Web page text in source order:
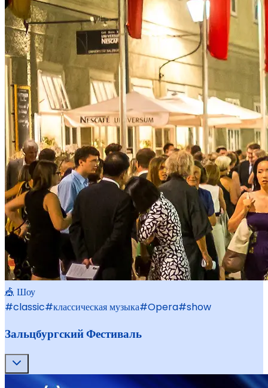
🎪 Шоу
#classic#классическая музыка#Opera#show
Зальцбургский Фестиваль